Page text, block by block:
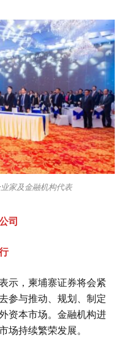
家及金融机构代表
司
示，柬埔寨证券将会紧
参与推动、规划、制定
资本市场。金融机构进
场持续繁荣发展。